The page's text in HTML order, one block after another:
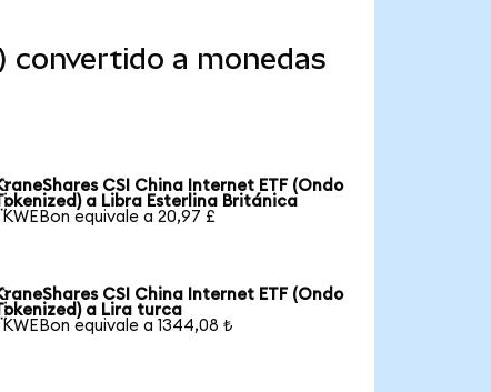
convertido a monedas
CSI China Internet ETF (Ondo
a Libra Esterlina Británica
KWEBon equivale a 20,97 £
CSI China Internet ETF (Ondo
a Lira turca
KWEBon equivale a 1344,08 ₺